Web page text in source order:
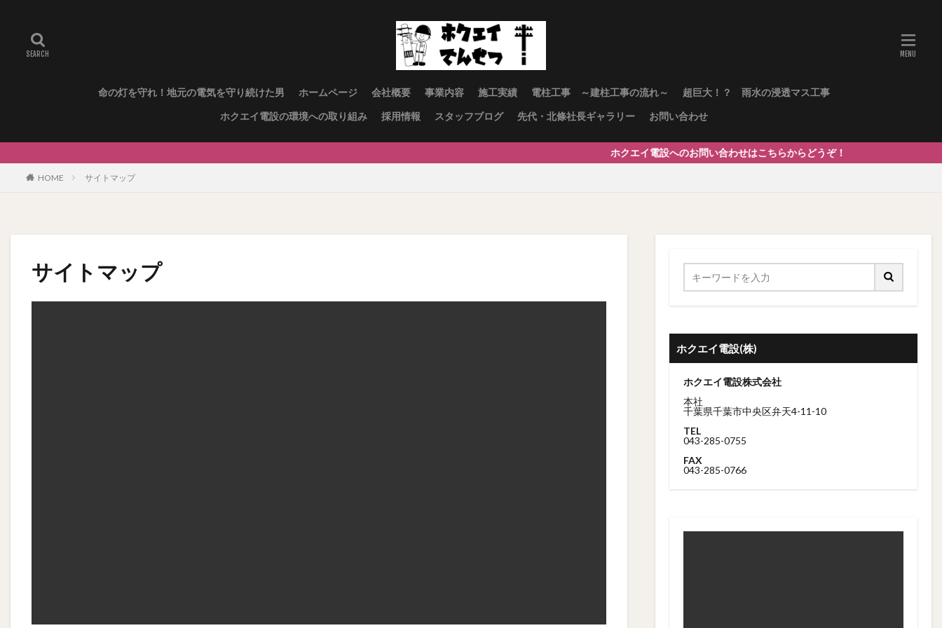
命の灯を守れ！地元の電気を守り続けた男 ホームページ 会社概要 事業内容 施工実績 電柱工事 ～建柱工事の流れ～
超巨大！？ 雨水の浸透マス工事
ホクエイ電設の環境への取り組み
採用情報 スタッフブログ 先代・北條社長ギャラリー お問い合わせ
ホクエイ電設へのお問い合わせはこちらからどうぞ！
HOME サイトマップ
サイトマップ
ホクエイ電設(株)
ホクエイ電設株式会社
本社
千葉県千葉市中央区弁天4-11-10
TEL
043-285-0755
FAX
043-285-0766